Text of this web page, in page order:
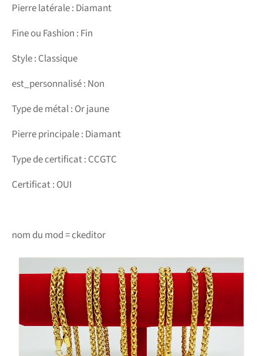
Pierre latérale : Diamant
Fine ou Fashion : Fin
Style : Classique
est_personnalisé : Non
Type de métal : Or jaune
Pierre principale : Diamant
Type de certificat : CCGTC
Certificat : OUI
nom du mod = ckeditor